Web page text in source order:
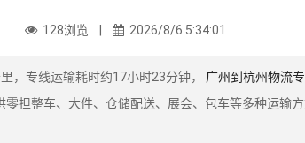
128浏览 | 2026/8/6 5:34:01
，专线运输耗时约17小时23分钟， 广州到杭州物流
担整车、大件、仓储配送、展会、包车等多种运输